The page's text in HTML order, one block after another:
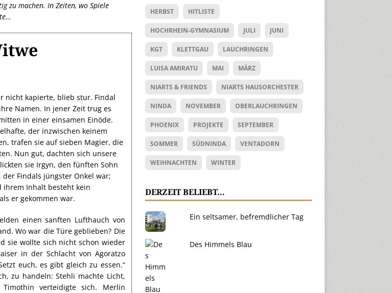
zu machen. In Zeiten, wo Spiele
nicht kapierte, blieb stur. Findal
Namen. In jener Zeit trug es
in einer einsamen Einöde.
der inzwischen keinem
trafen sie auf sieben Magier, die
Nun gut, dachten sich unsere
sie Irgyn, den fünften Sohn
Findals jüngster Onkel war;
ihrem Inhalt besteht kein
er gekommen war.
einen sanften Lufthauch von
Wo war die Türe geblieben? Die
sie wollte sich nicht schon wieder
in der Schlacht von Agoratzo
euch, es gibt gleich zu essen.“
zu handeln: Stehli machte Licht,
verteidigte sich. Merlin
HERBST HITLISTE
HOCHRHEIN-GYMNASIUM JULI JUNI
KGT KLETTGAU LAUCHRINGEN
LUISA AMIRATU MAI MÄRZ
NIARTS & FRIENDS NIARTS HAUSORCHESTER
NINDA NOVEMBER OBERLAUCHRINGEN
PHOENIX PROJEKTE SEPTEMBER
SOMMER SÜDNINDA VENTADORN
WEIHNACHTEN WINTER
DERZEIT BELIEBT…
Ein seltsamer, befremdlicher Tag
Des Himmels Blau